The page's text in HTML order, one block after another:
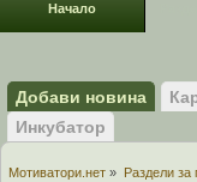
Начало
Добави новина
Инкубатор
Мотиватори.нет » Раздели за